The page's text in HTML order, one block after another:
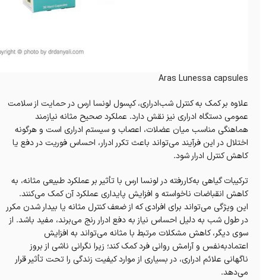
Aras Lunessa capsules
علاوه بر کمک به کنترل شب‌ادراری، کپسول لونسا ارس در حمایت از سلامت
عمومی دستگاه ادراری نیز نقش دارد. عملکرد صحیح مثانه نیازمند
هماهنگی مناسب میان عضلات، اعصاب و سیستم ادراری است و هرگونه
اختلال در این فرآیند می‌تواند باعث تکرر ادرار، احساس فوریت در دفع یا
کاهش کنترل ادرار شود.
ترکیبات گیاهی به‌کاررفته در لونسا ارس با تأثیر بر عملکرد طبیعی مثانه، به
کاهش انقباضات ناخواسته و افزایش پایداری عملکرد آن کمک می‌کنند.
این ویژگی می‌تواند برای افرادی که از ضعف کنترل مثانه یا بیدار شدن مکرر
در طول شب به دلیل احساس نیاز به دفع ادرار رنج می‌برند، مفید باشد. از
سوی دیگر، کاهش مشکلات مرتبط با مثانه می‌تواند به افزایش
اعتمادبه‌نفس و آرامش روانی فرد کمک کند؛ زیرا نگرانی ناشی از بروز
ناگهانی علائم ادراری، در بسیاری از موارد کیفیت زندگی را تحت تأثیر قرار
می‌دهد.